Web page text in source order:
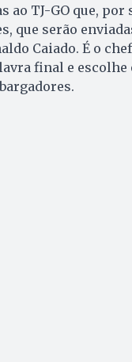
ao TJ-GO que, por
que serão
Caiado. É o
final e escolhe